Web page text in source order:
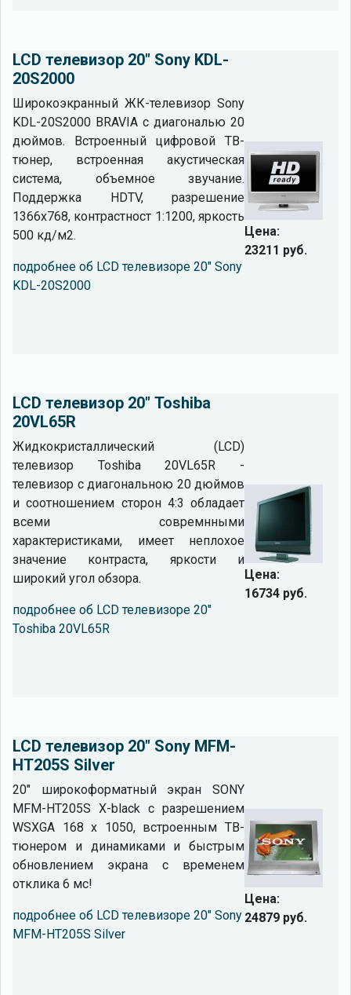
LCD телевизор 20" Sony KDL-
20S2000
Цена:
23211 руб.
Широкоэкранный ЖК-телевизор Sony
KDL-20S2000 BRAVIA с диагональю 20
дюймов. Встроенный цифровой ТВ-
тюнер, встроенная акустическая
система, объемное звучание.
Поддержка HDTV, разрешение
1366x768, контрастност 1:1200, яркость
500 кд/м2.
подробнее об LCD телевизоре 20" Sony
KDL-20S2000
LCD телевизор 20" Toshiba
20VL65R
Цена:
16734 руб.
Жидкокристаллический (LCD)
телевизор Toshiba 20VL65R -
телевизор с диагональною 20 дюймов
и соотношением сторон 4:3 обладает
всеми совремнными
характеристиками, имеет неплохое
значение контраста, яркости и
широкий угол обзора.
подробнее об LCD телевизоре 20"
Toshiba 20VL65R
LCD телевизор 20" Sony MFM-
HT205S Silver
Цена:
24879 руб.
20" широкоформатный экран SONY
MFM-HT205S X-black с разрешением
WSXGA 168 x 1050, встроенным ТВ-
тюнером и динамиками и быстрым
обновлением экрана с временем
отклика 6 мс!
подробнее об LCD телевизоре 20" Sony
MFM-HT205S Silver